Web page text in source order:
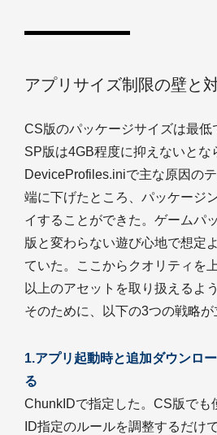
アプリサイズ制限の壁と
CS版のパッケージサイズは最低
SP版は4GB程度に抑えないとな
DeviceProfiles.iniで主な原因の
端に下げたところ、パッケージ
イすることができた。ゲームパ
版と変わらない遊び心地で想定
ていた。ここからクオリティを
以上のアセットを取り扱えるよ
そのために、以下の3つの戦略が
1.アプリ起動時と追加ダウンロ
る
ChunkIDで指定した。CS版でも
ID指定のルールを調整するだけ